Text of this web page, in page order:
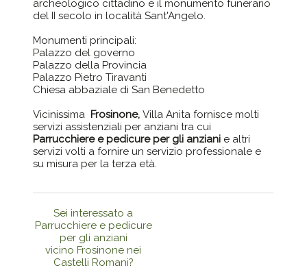
archeologico cittadino e il monumento funerario
del II secolo in località Sant'Angelo.
Monumenti principali:
Palazzo del governo
Palazzo della Provincia
Palazzo Pietro Tiravanti
Chiesa abbaziale di San Benedetto
Vicinissima Frosinone, Villa Anita fornisce molti
servizi assistenziali per anziani tra cui
Parrucchiere e pedicure per gli anziani e altri
servizi volti a fornire un servizio professionale e
su misura per la terza età.
Sei interessato a
Parrucchiere e pedicure
per gli anziani
vicino Frosinone nei
Castelli Romani?